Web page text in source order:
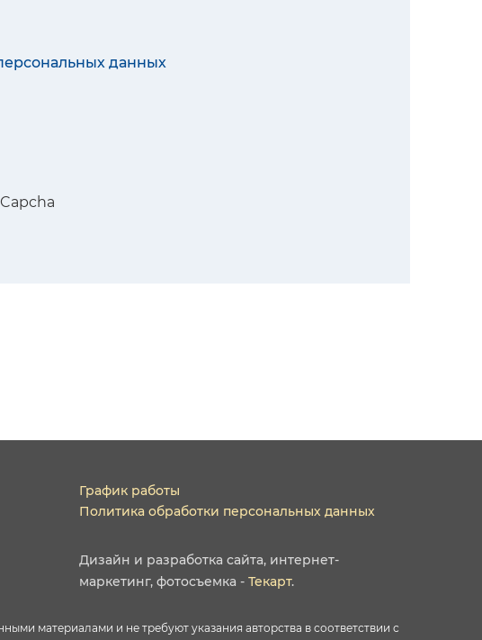
данных
График работы
Политика обработки персональных данных
Дизайн и разработка сайта, интернет-
маркетинг, фотосъемка - Текарт.
материалами и не требуют указания авторства в соответствии с